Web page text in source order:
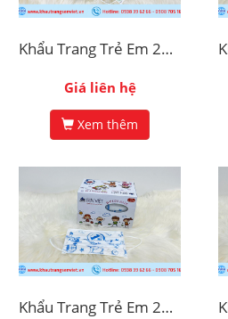
Khẩu Trang Trẻ Em 2D In Hình Gấu Panda
Giá liên hệ
Xem thêm
Khẩu Trang Trẻ Em 2D In Hình Nobita